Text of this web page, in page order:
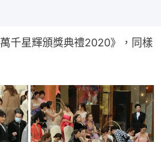
千星輝頒獎典禮2020》，同樣